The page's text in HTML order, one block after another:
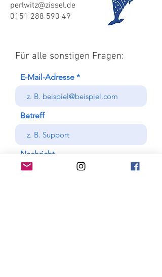
perlwitz@zissel.de
0151 288 590 49
Für alle sonstigen Fragen:
E-Mail-Adresse
Betreff
Nachricht